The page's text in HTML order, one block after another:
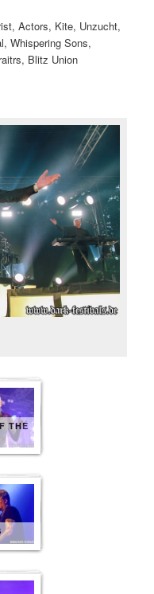
Actors, Kite, Unzucht,
Whispering Sons,
Blitz Union
THE